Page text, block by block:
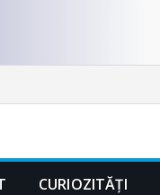
CURIOZITĂȚI